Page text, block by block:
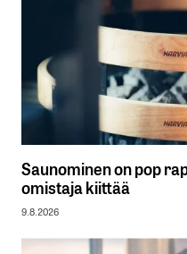
Saunominen on pop
omistaja kiittää
9.8.2026